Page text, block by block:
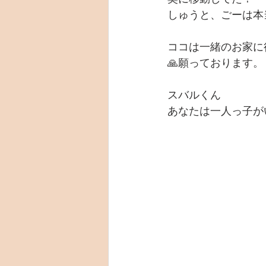
しゅうと、ごーは本
ココは一緒のお家
🙏願っております。
スバルくん
あなたは一人っ子が